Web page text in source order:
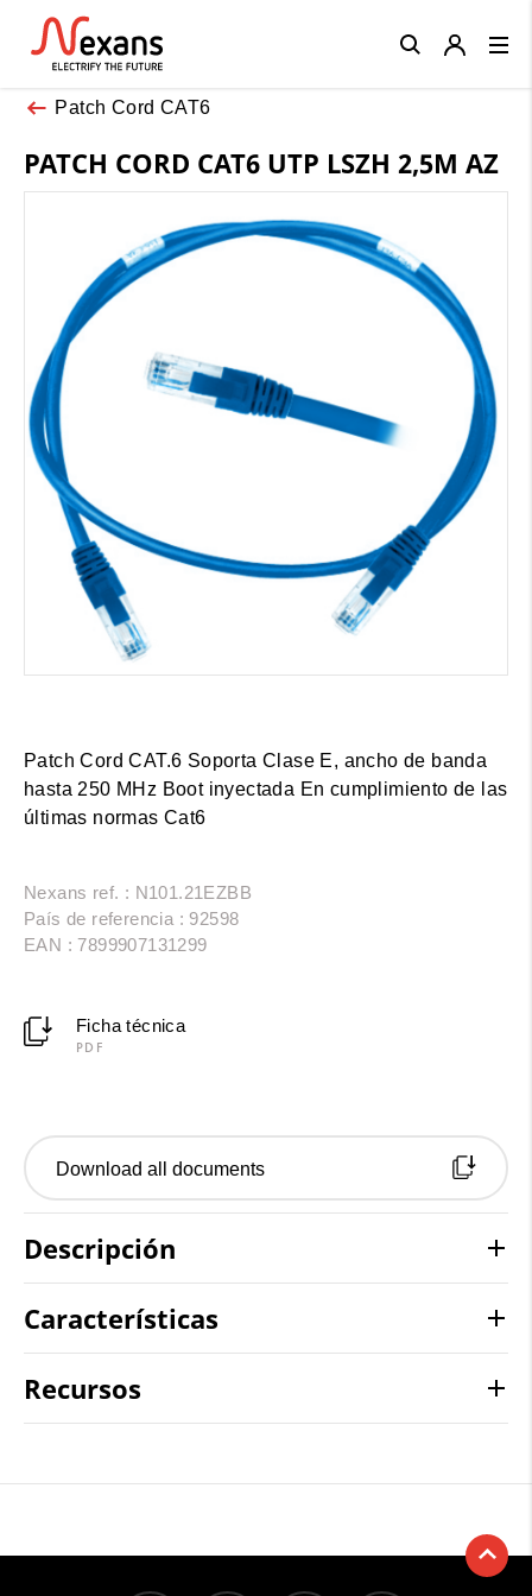
Patch Cord CAT6
PATCH CORD CAT6 UTP LSZH 2,5M AZ
Patch Cord CAT.6 Soporta Clase E, ancho de banda
hasta 250 MHz Boot inyectada En cumplimiento de las
últimas normas Cat6
Nexans ref. : N101.21EZBB
País de referencia : 92598
EAN : 7899907131299
Ficha técnica
PDF
Download all documents
Descripción
Características
Recursos
Close